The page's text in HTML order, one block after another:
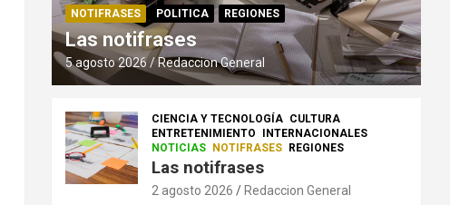
NOTIFRASES
POLITICA REGIONES
Las notifrases
5 agosto 2026 Redaccion General
CIENCIA Y TECNOLOGÍA CULTURA
ENTRETENIMIENTO
INTERNACIONALES
NOTICIAS
NOTIFRASES REGIONES
Las notifrases
2 agosto 2026 Redaccion General